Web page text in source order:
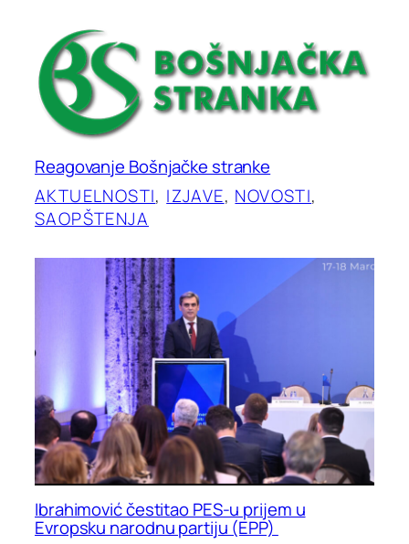
Reagovanje Bošnjačke stranke
AKTUELNOSTI, IZJAVE, NOVOSTI
SAOPŠTENJA
Ibrahimović čestitao PES-u prijem u
Evropsku narodnu partiju (EPP)